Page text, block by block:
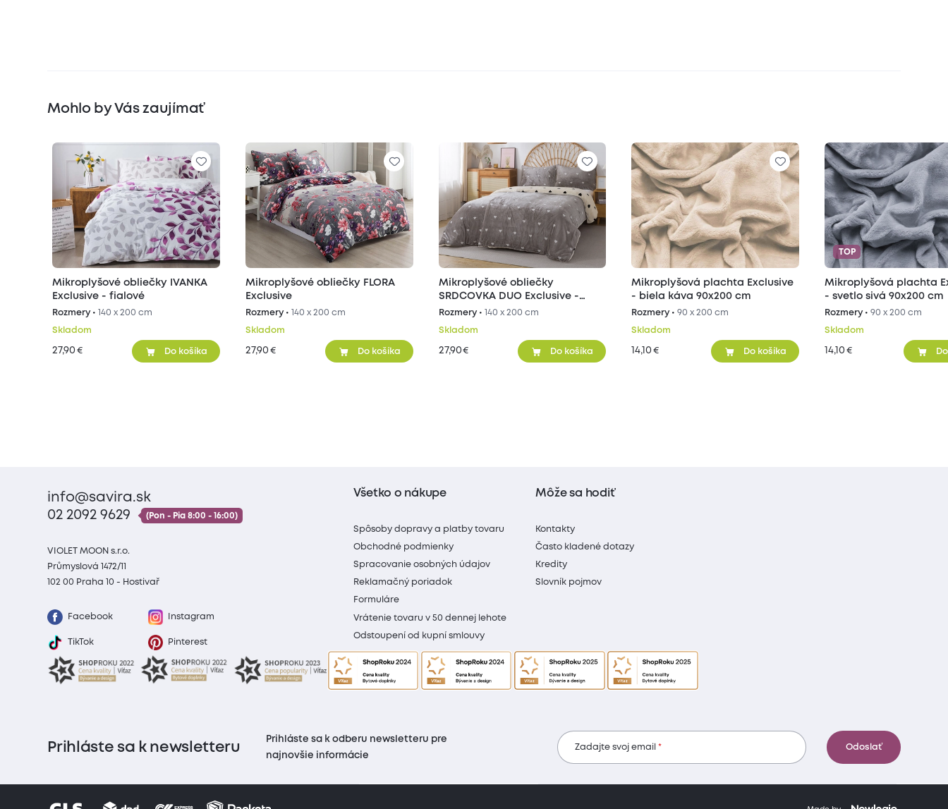
Mohlo by Vás zaujímať
Mikroplyšové obliečky IVANKA
Exclusive - fialové
Rozmery • 140 x 200 cm
Skladom
27,90 € Do košíka
Mikroplyšové obliečky FLORA
Exclusive
Rozmery • 140 x 200 cm
Skladom
27,90 € Do košíka
Mikroplyšové obliečky
SRDCOVKA DUO Exclusive -
sivé/béžové
Rozmery • 140 x 200 cm
Skladom
27,90 € Do košíka
Mikroplyšová plachta Exclusive
- biela káva 90x200 cm
Rozmery •90 x 200 cm
Skladom
14,10 € Do košíka
TOP
Mikroplyšová plachta
- svetlo sivá 90x200 cm
Rozmery • 90 x 200 cm
Skladom
14,10 €
info@savira.sk
02 2092 9629
(Pon - Pia 8:00 - 16:00)
VIOLET MOON s.r.o.
Průmyslová 1472/11
102 00 Praha 10 - Hostivař
Facebook Instagram
TikTok Pinterest
Všetko o nákupe
Spôsoby dopravy a platby tovaru
Obchodné podmienky
Spracovanie osobných údajov
Reklamačný poriadok
Formuláre
Vrátenie tovaru v 50 dennej lehote
Odstoupení od kupní smlouvy
Môže sa hodiť
Kontakty
Často kladené dotazy
Kredity
Slovník pojmov
Prihláste sa k newsletteru
Prihláste sa k odberu newsletteru pre
najnovšie informácie
Zadajte svoj email Odoslať